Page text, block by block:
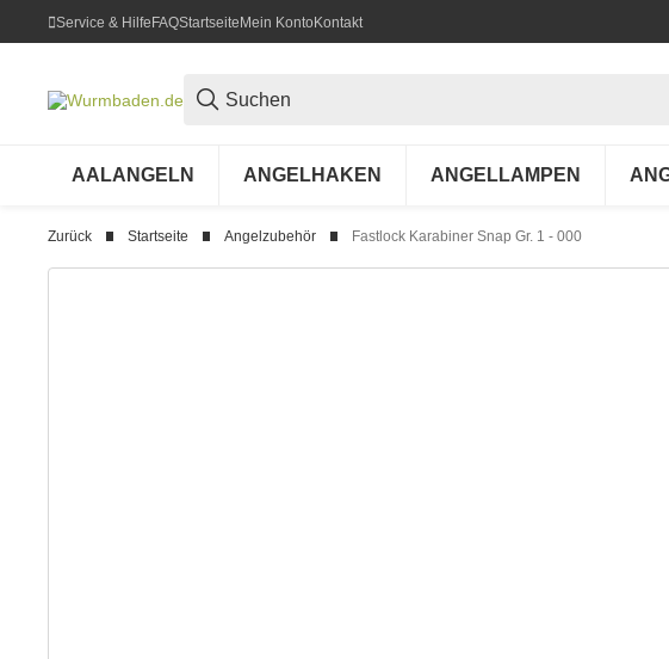
Service & HilfeFAQStartseiteMein KontoKontakt
AALANGELN ANGELHAKEN ANGELLAMPEN
Zurück Startseite Angelzubehör Fastlock Karabiner Snap Gr. 1 - 000